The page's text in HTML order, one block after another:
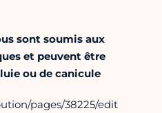
sont soumis aux
et peuvent être
ou de canicule
pages/38225/edit